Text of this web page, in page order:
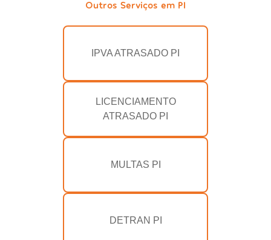
Outros Serviços em PI
IPVA ATRASADO PI
LICENCIAMENTO
ATRASADO PI
MULTAS PI
DETRAN PI